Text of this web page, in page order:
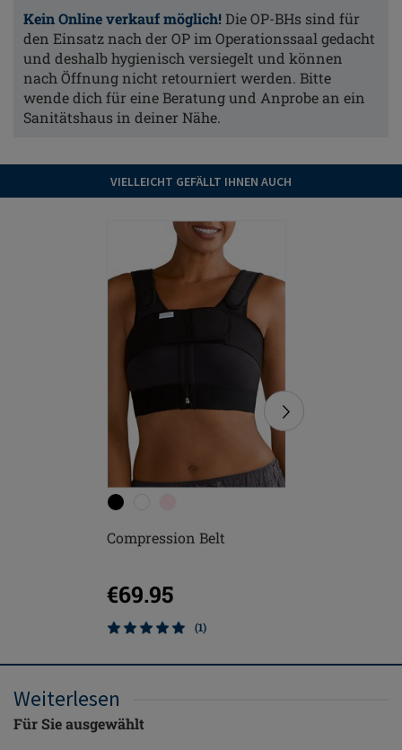
Kein Online verkauf möglich! Die OP-BHs sind für
den Einsatz nach der OP im Operationssaal gedacht
und deshalb hygienisch versiegelt und können
nach Öffnung nicht retourniert werden. Bitte
wende dich für eine Beratung und Anprobe an ein
Sanitätshaus in deiner Nähe.
VIELLEICHT GEFÄLLT IHNEN AUCH
Compression Belt
€69.95
(1)
Weiterlesen
Für Sie ausgewählt